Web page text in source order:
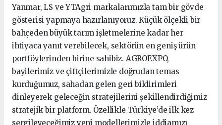
Yanmar, LS ve YTAgri markalarımızla tam bir gövde
gösterisi yapmaya hazırlanıyoruz. Küçük ölçekli bir
bahçeden büyük tarım işletmelerine kadar her
ihtiyaca yanıt verebilecek, sektörün en geniş ürün
portföylerinden birine sahibiz. AGROEXPO,
bayilerimiz ve çiftçilerimizle doğrudan temas
kurduğumuz, sahadan gelen geri bildirimleri
dinleyerek geleceğin stratejilerini şekillendirdiğimiz
stratejik bir platform. Özellikle Türkiye’de ilk kez
sergileyeceğimiz yeni modellerimizle iddiamızı